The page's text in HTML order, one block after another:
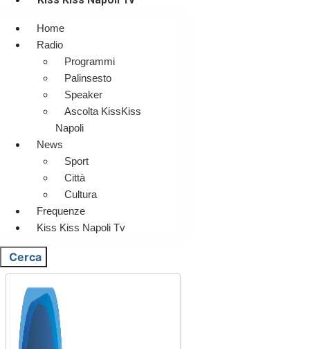
Home
Radio
Programmi
Palinsesto
Speaker
Ascolta KissKiss
Napoli
News
Sport
Città
Cultura
Frequenze
Kiss Kiss Napoli Tv
Cerca